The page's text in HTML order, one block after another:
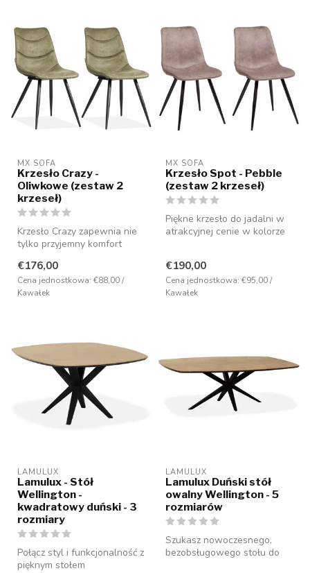
MX SOFA
Krzesło Crazy -
Oliwkowe (zestaw 2
krzeseł)
Krzesło Crazy zapewnia nie
tylko przyjemny komfort
b...
€176,00
Cena jednostkowa: €88,00 /
Kawałek
MX SOFA
Krzesło Spot - Pebble
(zestaw 2 krzeseł)
Piękne krzesło do jadalni w
atrakcyjnej cenie w kolorze
€190,00
Cena jednostkowa: €95,00 /
Kawałek
LAMULUX
Lamulux - Stół
Wellington -
kwadratowy duński - 3
rozmiary
Połącz styl i funkcjonalność z
pięknym stołem
LAMULUX
Lamulux Duński stół
owalny Wellington - 5
rozmiarów
Szukasz nowoczesnego,
bezobsługowego stołu do